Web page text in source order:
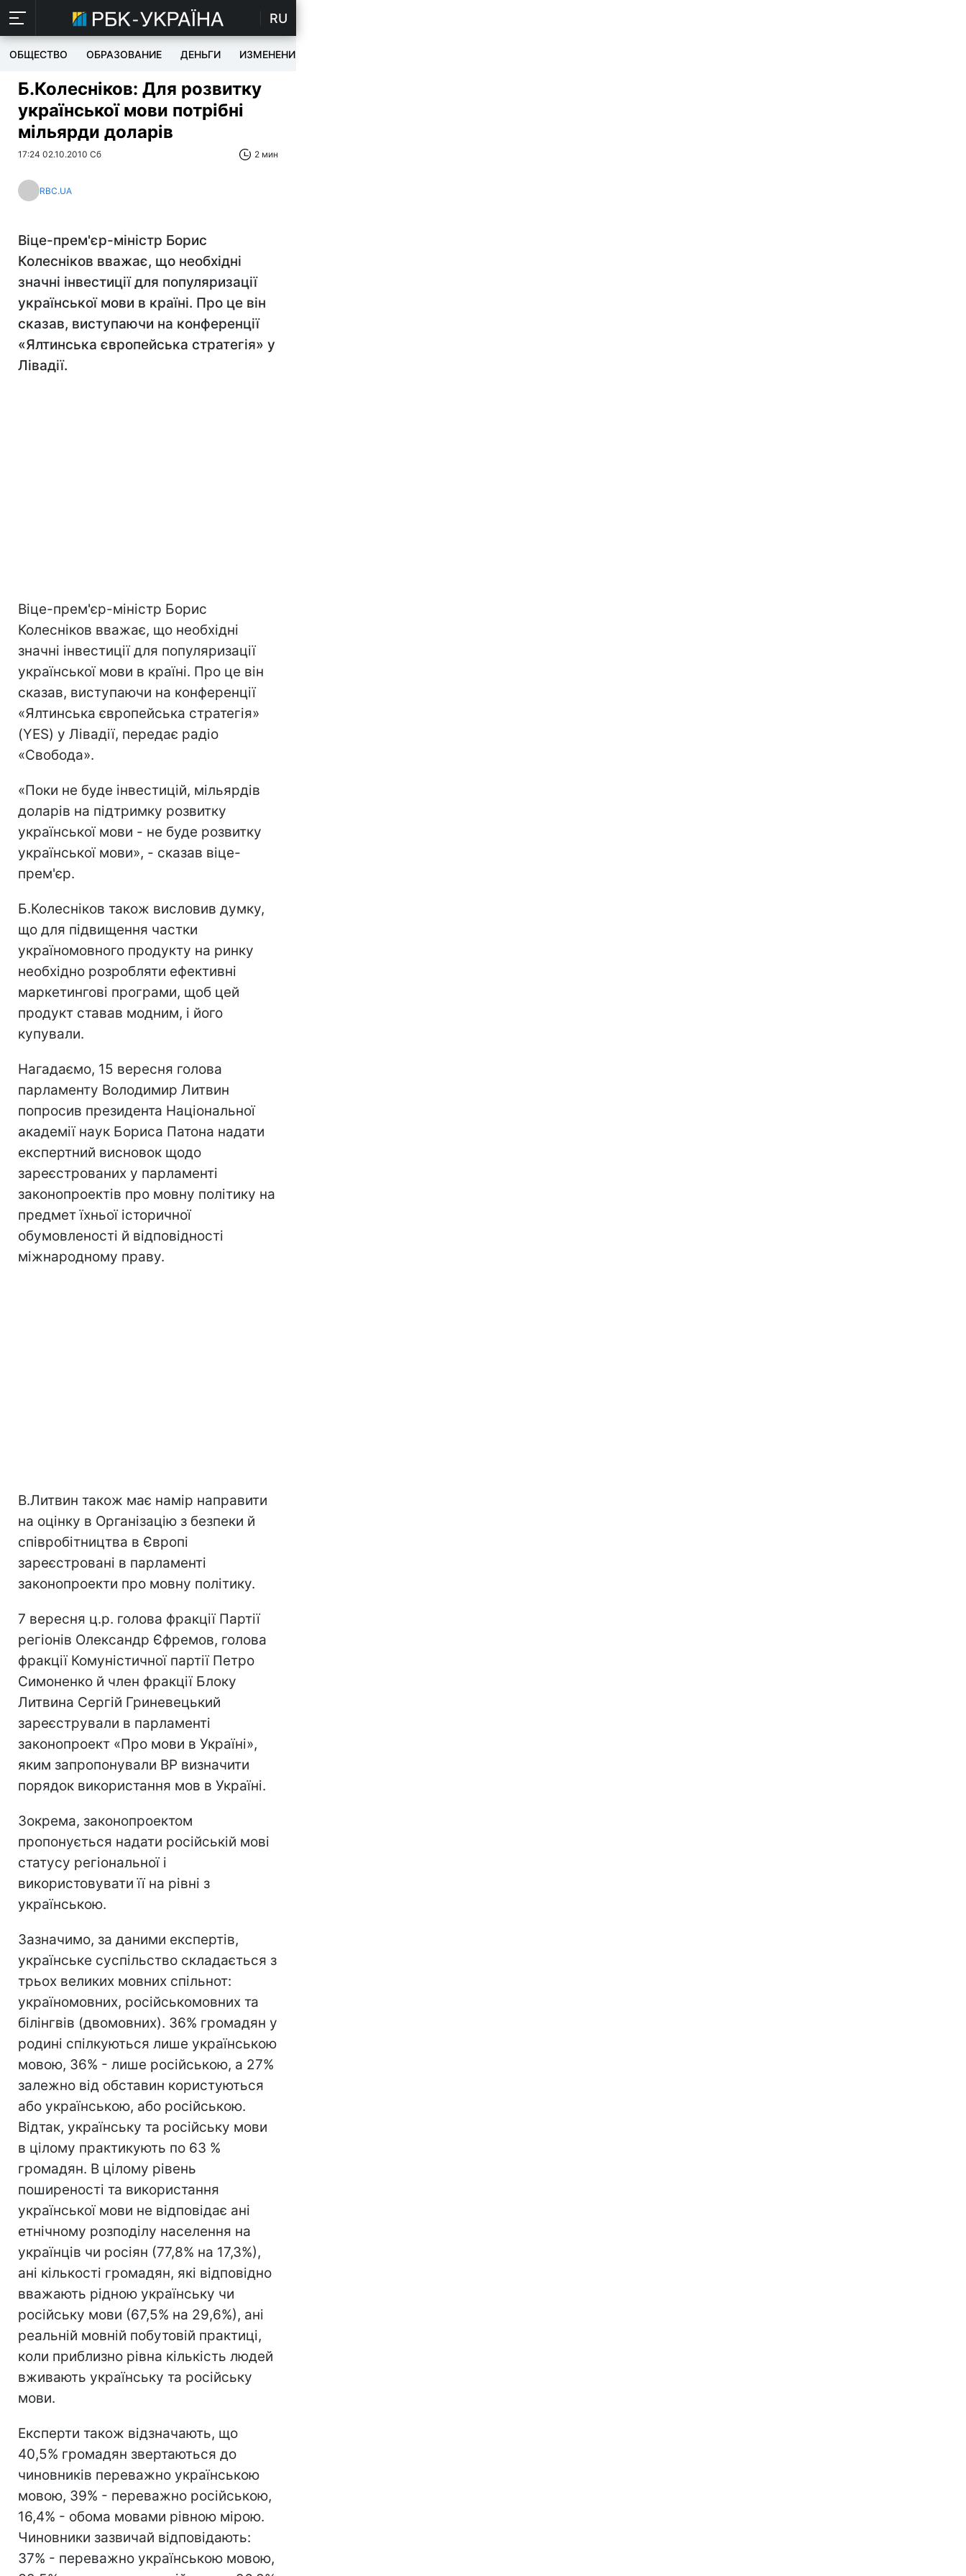
RU
ОБЩЕСТВО ОБРАЗОВАНИЕ ДЕНЬГИ ИЗМЕНЕНИЯ
Б.Колесніков: Для розвитку
української мови потрібні
мільярди доларів
17:24 02.10.2010 Сб 2 мин
RBC.UA
Віце-прем'єр-міністр Борис
Колесніков вважає, що необхідні
значні інвестиції для популяризації
української мови в країні. Про це він
сказав, виступаючи на конференції
«Ялтинська європейська стратегія» у
Лівадії.
Віце-прем'єр-міністр Борис
Колесніков вважає, що необхідні
значні інвестиції для популяризації
української мови в країні. Про це він
сказав, виступаючи на конференції
«Ялтинська європейська стратегія»
(YES) у Лівадії, передає радіо
«Свобода».
«Поки не буде інвестицій, мільярдів
доларів на підтримку розвитку
української мови - не буде розвитку
української мови», - сказав віце-
прем'єр.
Б.Колесніков також висловив думку,
що для підвищення частки
україномовного продукту на ринку
необхідно розробляти ефективні
маркетингові програми, щоб цей
продукт ставав модним, і його
купували.
Нагадаємо, 15 вересня голова
парламенту Володимир Литвин
попросив президента Національної
академії наук Бориса Патона надати
експертний висновок щодо
зареєстрованих у парламенті
законопроектів про мовну політику на
предмет їхньої історичної
обумовленості й відповідності
міжнародному праву.
В.Литвин також має намір направити
на оцінку в Організацію з безпеки й
співробітництва в Європі
зареєстровані в парламенті
законопроекти про мовну політику.
7 вересня ц.р. голова фракції Партії
регіонів Олександр Єфремов, голова
фракції Комуністичної партії Петро
Симоненко й член фракції Блоку
Литвина Сергій Гриневецький
зареєстрували в парламенті
законопроект «Про мови в Україні»,
яким запропонували ВР визначити
порядок використання мов в Україні.
Зокрема, законопроектом
пропонується надати російській мові
статусу регіональної і
використовувати її на рівні з
українською.
Зазначимо, за даними експертів,
українське суспільство складається з
трьох великих мовних спільнот:
україномовних, російськомовних та
білінгвів (двомовних). 36% громадян у
родині спілкуються лише українською
мовою, 36% - лише російською, а 27%
залежно від обставин користуються
або українською, або російською.
Відтак, українську та російську мови
в цілому практикують по 63 %
громадян. В цілому рівень
поширеності та використання
української мови не відповідає ані
етнічному розподілу населення на
українців чи росіян (77,8% на 17,3%),
ані кількості громадян, які відповідно
вважають рідною українську чи
російську мови (67,5% на 29,6%), ані
реальній мовній побутовій практиці,
коли приблизно рівна кількість людей
вживають українську та російську
мови.
Експерти також відзначають, що
40,5% громадян звертаються до
чиновників переважно українською
мовою, 39% - переважно російською,
16,4% - обома мовами рівною мірою.
Чиновники зазвичай відповідають:
37% - переважно українською мовою,